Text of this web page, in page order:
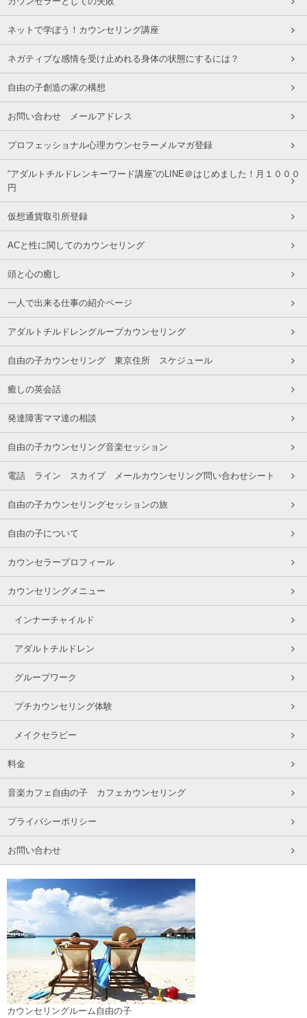
ネットで学ぼう！カウンセリング講座
ネガティブな感情を受け止めれる身体の状態にするには？
自由の子創造の家の構想
お問い合わせ メールアドレス
プロフェッショナル心理カウンセラーメルマガ登録
“アダルトチルドレンキーワード講座”のLINE＠はじめました！月１０００
円
仮想通貨取引所登録
ACと性に関してのカウンセリング
頭と心の癒し
一人で出来る仕事の紹介ページ
アダルトチルドレングループカウンセリング
自由の子カウンセリング 東京住所 スケジュール
癒しの英会話
発達障害ママ達の相談
自由の子カウンセリング音楽セッション
電話 ライン スカイプ メールカウンセリング問い合わせシート
自由の子カウンセリングセッションの旅
自由の子について
カウンセラープロフィール
カウンセリングメニュー
インナーチャイルド
アダルトチルドレン
グループワーク
プチカウンセリング体験
メイクセラピー
料金
音楽カフェ自由の子 カフェカウンセリング
プライバシーポリシー
お問い合わせ
カウンセリングルーム自由の子